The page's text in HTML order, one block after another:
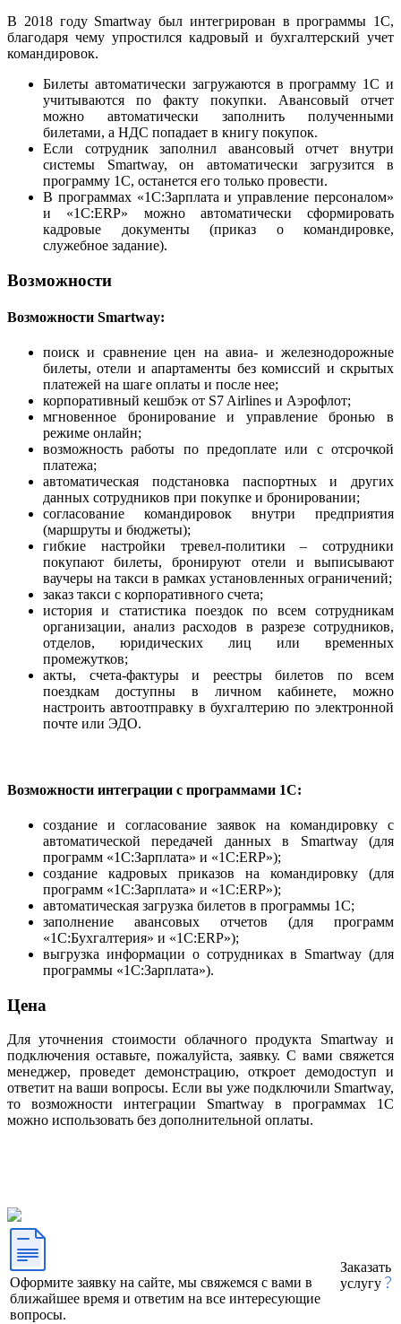
В 2018 году Smartway был интегрирован в программы 1С,
благодаря чему упростился кадровый и бухгалтерский учет
командировок.
Билеты автоматически загружаются в программу 1С и
учитываются по факту покупки. Авансовый отчет
можно автоматически заполнить полученными
билетами, а НДС попадает в книгу покупок.
Если сотрудник заполнил авансовый отчет внутри
системы Smartway, он автоматически загрузится в
программу 1C, останется его только провести.
В программах «1С:Зарплата и управление персоналом»
и «1С:ERP» можно автоматически сформировать
кадровые документы (приказ о командировке,
служебное задание).
Возможности
Возможности Smartway:
поиск и сравнение цен на авиа- и железнодорожные
билеты, отели и апартаменты без комиссий и скрытых
платежей на шаге оплаты и после нее;
корпоративный кешбэк от S7 Airlines и Аэрофлот;
мгновенное бронирование и управление бронью в
режиме онлайн;
возможность работы по предоплате или с отсрочкой
платежа;
автоматическая подстановка паспортных и других
данных сотрудников при покупке и бронировании;
согласование командировок внутри предприятия
(маршруты и бюджеты);
гибкие настройки тревел-политики – сотрудники
покупают билеты, бронируют отели и выписывают
ваучеры на такси в рамках установленных ограничений;
заказ такси с корпоративного счета;
история и статистика поездок по всем сотрудникам
организации, анализ расходов в разрезе сотрудников,
отделов, юридических лиц или временных
промежутков;
акты, счета-фактуры и реестры билетов по всем
поездкам доступны в личном кабинете, можно
настроить автоотправку в бухгалтерию по электронной
почте или ЭДО.
Возможности интеграции с программами 1С:
создание и согласование заявок на командировку с
автоматической передачей данных в Smartway (для
программ «1С:Зарплата» и «1С:ERP»);
создание кадровых приказов на командировку (для
программ «1С:Зарплата» и «1С:ERP»);
автоматическая загрузка билетов в программы 1С;
заполнение авансовых отчетов (для программ
«1С:Бухгалтерия» и «1С:ERP»);
выгрузка информации о сотрудниках в Smartway (для
программы «1С:Зарплата»).
Цена
Для уточнения стоимости облачного продукта Smartway и
подключения оставьте, пожалуйста, заявку. С вами свяжется
менеджер, проведет демонстрацию, откроет демодоступ и
ответит на ваши вопросы. Если вы уже подключили Smartway,
то возможности интеграции Smartway в программах 1С
можно использовать без дополнительной оплаты.
Оформите заявку на сайте, мы свяжемся с вами в
ближайшее время и ответим на все интересующие
вопросы.
Заказать
услугу